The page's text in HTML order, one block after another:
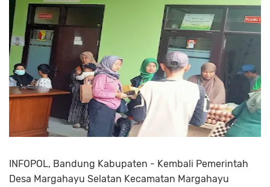
INFOPOL, Bandung Kabupaten - Kembali Pemerintah
Desa Margahayu Selatan Kecamatan Margahayu